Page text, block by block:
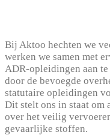
Bij Aktoo hechten we
werken we samen met
ADR-opleidingen aan
door de bevoegde
statutaire opleidingen
Dit stelt ons in staat om
over het veilig
gevaarlijke stoffen.